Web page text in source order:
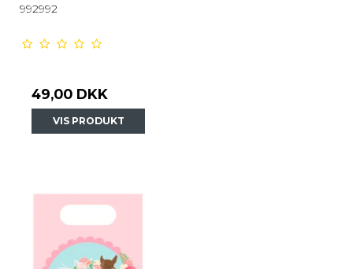
992992
49,00 DKK
VIS PRODUKT